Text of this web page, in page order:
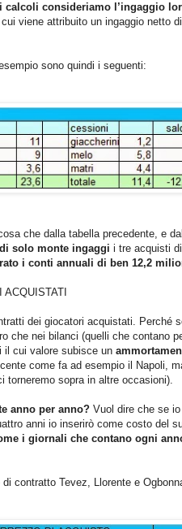
calcoli consideriamo l’ingaggio
viene attribuito un ingaggio netto
sono quindi i seguenti:
che dalla tabella precedente, e
di solo monte ingaggi i tre acquisti
i conti annuali di ben 12,2
dei giocatori acquistati. Perché
che nei bilanci (quelli che contano
il cui valore subisce un
come fa ad esempio il Napoli,
torneremo sopra in altre occasioni).
anno per anno? Vuol dire che se
anni io inserirò come costo del
i giornali che contano ogni
contratto Tevez, Llorente e